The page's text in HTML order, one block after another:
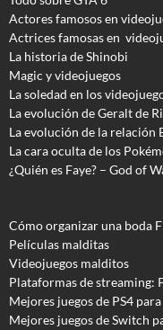
Actores famosos en
Actrices famosas en
La historia de Shinobi
Magic y videojuegos
La soledad en los
La evolución de Geralt de
La evolución de la relación
La cara oculta de los
¿Quién es Faye? – God of
Cómo organizar una boda
Películas malditas
Videojuegos malditos
Plataformas de streaming:
Mejores juegos de PS4
Mejores juegos de Switch